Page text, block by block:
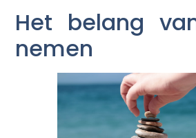
Het belang
nemen